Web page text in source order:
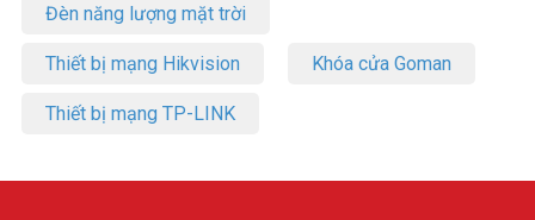
khỏe. Nhất là với những người đang gặp các vấn đề như tiểu đường,
Mobell PW-8087
tự đảo thực phẩm lúc nướng, cùng cơ chế làm nóng thanh nhiệt
Đèn năng lượng mặt trời
Thiết bị mạng Hikvision Khóa cửa Goman
Thiết bị mạng TP-LINK